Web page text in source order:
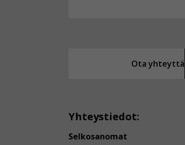
Ota yhteyttä
Yhteystiedot:
Selkosanomat